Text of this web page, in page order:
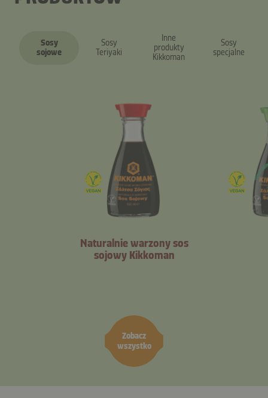
Zobacz
wszystko
Sosy
sojowe
Sosy
Teriyaki
Inne
produkty
Kikkoman
Sosy
specjalne
Naturalnie warzony sos
sojowy Kikkoman